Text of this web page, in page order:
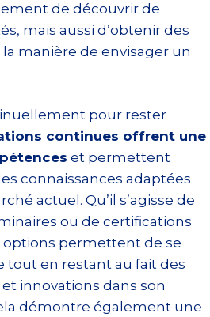
de découvrir de
mais aussi d’obtenir des
manière de envisager un
pour rester
continues offrent une
et permettent
connaissances adaptées
actuel. Qu’il s’agisse de
ou de certifications
options permettent de se
tout en restant au fait des
innovations dans son
démontre également une